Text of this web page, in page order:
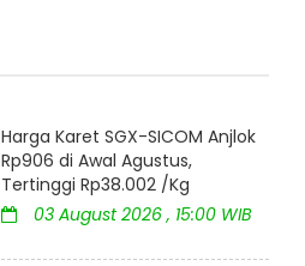
Harga Karet SGX-SICOM Anjlok
Rp906 di Awal Agustus,
Tertinggi Rp38.002 /Kg
03 August 2026 , 15:00 WIB